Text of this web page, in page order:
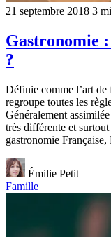
21 septembre 2018 3
Gastronomie
?
Définie comme l’art de
regroupe toutes les
Généralement
très différente et
gastronomie
Émilie Petit
Famille